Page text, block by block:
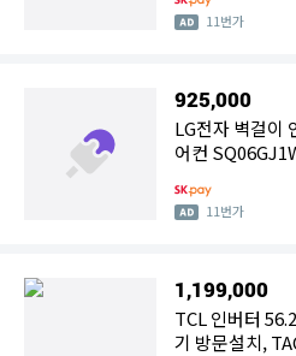
11번가
925,000
LG전자 벽걸이
어컨
11번가
1,199,000
TCL 인버터
기 방문설치,